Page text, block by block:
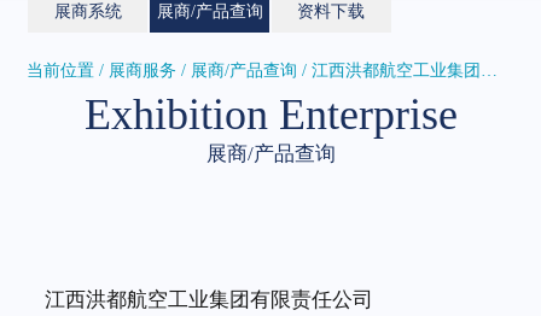
展商系统 展商/产品查询 资料下载
当前位置 / 展商服务 / 展商/产品查询 / 江西洪都航空工业集团有限责任公...
Exhibition Enterprise
展商/产品查询
江西洪都航空工业集团有限责任公司